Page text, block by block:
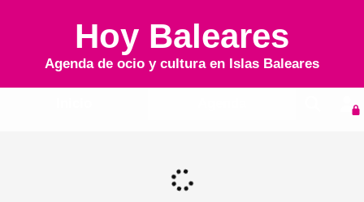
Hoy Baleares
Agenda de ocio y cultura en Islas Baleares